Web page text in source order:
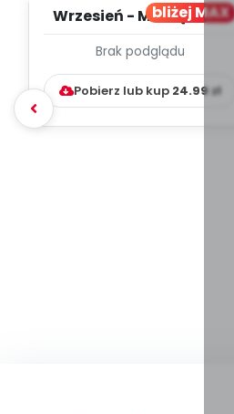
bliżej MAX
Wrzesień - MIESIĘCZNY
WYCHOWAWCZO –
DYDAKTYC...
Brak podglądu
Pobierz lub kup 24.99zł